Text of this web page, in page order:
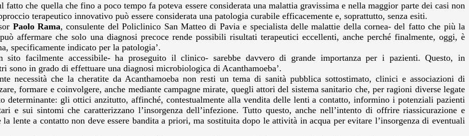
che quella che fino a poco tempo fa poteva essere considerata una malattia gravissima e nella maggior parte dei casi non
terapeutico innovativo può essere considerata una patologia curabile efficacemente e, soprattutto, senza esiti.
Paolo Rama, consulente del Policlinico San Matteo di Pavia e specialista delle malattie della cornea- del fatto che più la
affermare che solo una diagnosi precoce rende possibili risultati terapeutici eccellenti, anche perché finalmente, oggi, è
specificamente indicato per la patologia’.
facilmente accessibile- ha proseguito il clinico- sarebbe davvero di grande importanza per i pazienti. Questo, in
sono in grado di effettuare una diagnosi microbiologica di Acanthamoeba’.
necessità che la cheratite da Acanthamoeba non resti un tema di sanità pubblica sottostimato, clinici e associazioni di
formare e coinvolgere, anche mediante campagne mirate, quegli attori del sistema sanitario che, per ragioni diverse legate
gli ottici anzitutto, affinché, contestualmente alla vendita delle lenti a contatto, informino i potenziali pazienti
e sui sintomi che caratterizzano l’insorgenza dell’infezione. Tutto questo, anche nell’intento di offrire riassicurazione e
la lente a contatto non deve essere bandita a priori, ma sostituita dopo le attività in acqua per evitare l’insorgenza di eventuali